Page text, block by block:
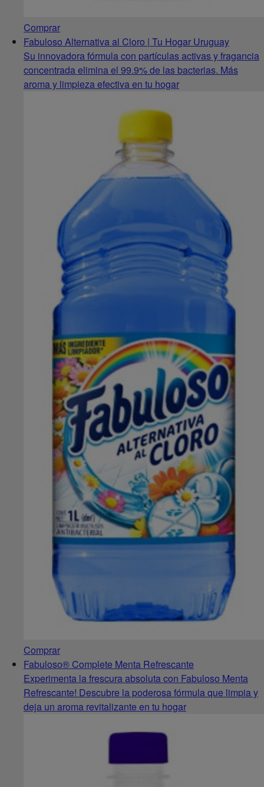
Comprar
Fabuloso Alternativa al Cloro | Tu Hogar Uruguay
Su innovadora fórmula con partículas activas y fragancia
concentrada elimina el 99.9% de las bacterias. Más
aroma y limpieza efectiva en tu hogar
Comprar
Fabuloso® Complete Menta Refrescante
Experimenta la frescura absoluta con Fabuloso Menta
Refrescante! Descubre la poderosa fórmula que limpia y
deja un aroma revitalizante en tu hogar